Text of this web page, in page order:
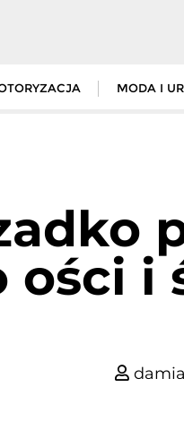
MODA I
ości